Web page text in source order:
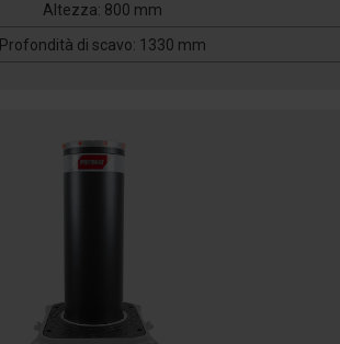
Altezza: 800 mm
Profondità di scavo: 1330 mm